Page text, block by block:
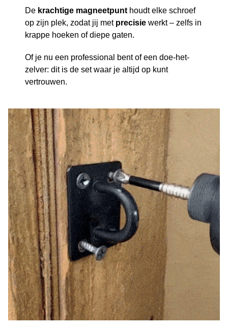
De krachtige magneetpunt houdt elke schroef
op zijn plek, zodat jij met precisie werkt – zelfs in
krappe hoeken of diepe gaten.
Of je nu een professional bent of een doe-het-
zelver: dit is de set waar je altijd op kunt
vertrouwen.